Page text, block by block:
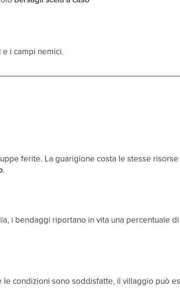
i campi nemici.
ferite. La guarigione costa le stesse
.
i bendaggi riportano in vita una percentuale
le condizioni sono soddisfatte, il villaggio può